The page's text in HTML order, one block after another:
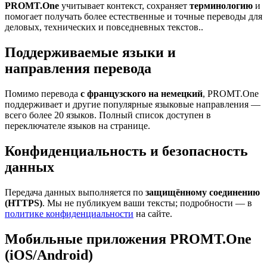
PROMT.One учитывает контекст, сохраняет терминологию и
помогает получать более естественные и точные переводы для
деловых, технических и повседневных текстов..
Поддерживаемые языки и
направления перевода
Помимо перевода с французского на немецкий, PROMT.One
поддерживает и другие популярные языковые направления —
всего более 20 языков. Полный список доступен в
переключателе языков на странице.
Конфиденциальность и безопасность
данных
Передача данных выполняется по защищённому соединению
(HTTPS). Мы не публикуем ваши тексты; подробности — в
политике конфиденциальности на сайте.
Мобильные приложения PROMT.One
(iOS/Android)